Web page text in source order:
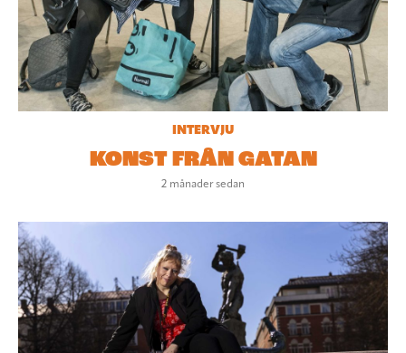
INTERVJU
KONST FRÅN GATAN
2 månader sedan